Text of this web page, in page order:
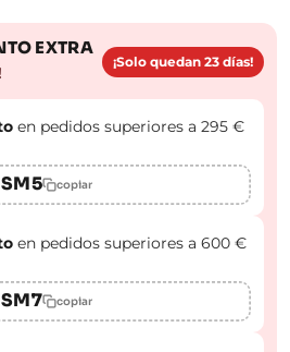
EXTRA
¡Solo quedan 23 días!
en pedidos superiores a 295 €
SM5 copiar
en pedidos superiores a 600 €
SM7 copiar